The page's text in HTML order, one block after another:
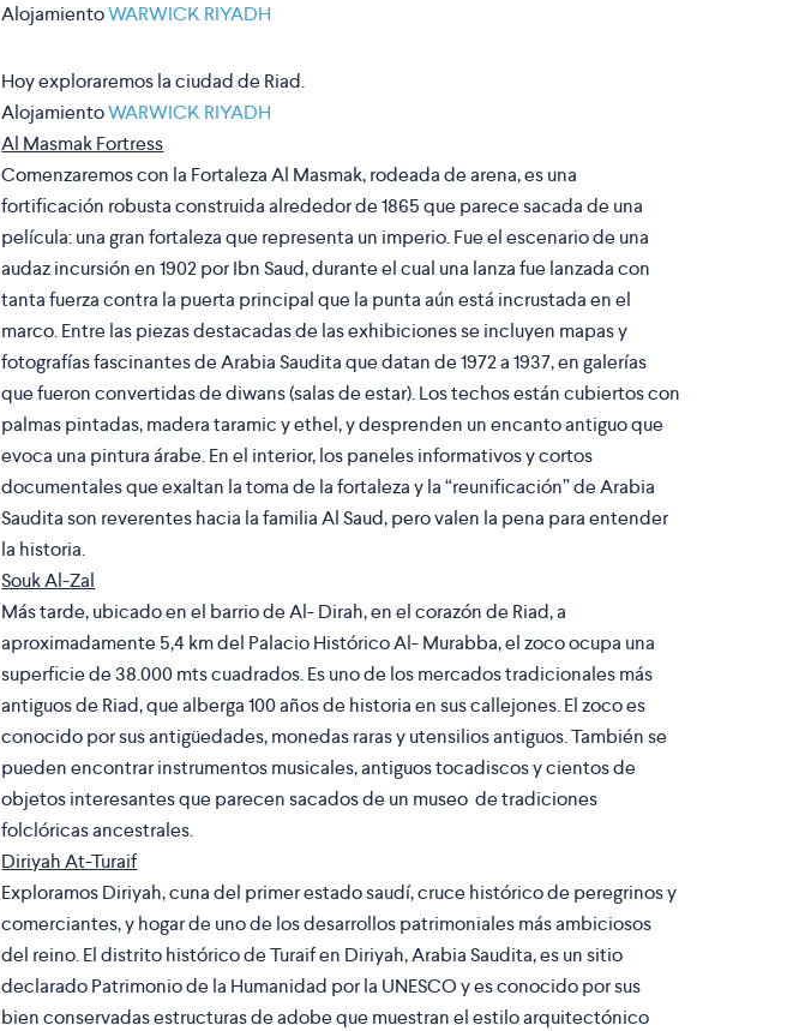
AlojamientoWARWICK RIYADH
Hoy exploraremos la ciudad de Riad.
AlojamientoWARWICK RIYADH
Al Masmak Fortress
Comenzaremos con la Fortaleza Al Masmak, rodeada de arena, es una
fortificación robusta construida alrededor de 1865 que parece sacada de una
película: una gran fortaleza que representa un imperio. Fue el escenario de una
audaz incursión en 1902 por Ibn Saud, durante el cual una lanza fue lanzada con
tanta fuerza contra la puerta principal que la punta aún está incrustada en el
marco. Entre las piezas destacadas de las exhibiciones se incluyen mapas y
fotografías fascinantes de Arabia Saudita que datan de 1972 a 1937, en galerías
que fueron convertidas de diwans (salas de estar). Los techos están cubiertos con
palmas pintadas, madera taramic y ethel, y desprenden un encanto antiguo que
evoca una pintura árabe. En el interior, los paneles informativos y cortos
documentales que exaltan la toma de la fortaleza y la “reunificación” de Arabia
Saudita son reverentes hacia la familia Al Saud, pero valen la pena para entender
la historia.
Souk Al-Zal
Más tarde, ubicado en el barrio de Al- Dirah, en el corazón de Riad, a
aproximadamente 5,4 km del Palacio Histórico Al- Murabba, el zoco ocupa una
superficie de 38.000 mts cuadrados. Es uno de los mercados tradicionales más
antiguos de Riad, que alberga 100 años de historia en sus callejones. El zoco es
conocido por sus antigüedades, monedas raras y utensilios antiguos. También se
pueden encontrar instrumentos musicales, antiguos tocadiscos y cientos de
objetos interesantes que parecen sacados de un museo de tradiciones
folclóricas ancestrales.
Diriyah At-Turaif
Exploramos Diriyah, cuna del primer estado saudí, cruce histórico de peregrinos y
comerciantes, y hogar de uno de los desarrollos patrimoniales más ambiciosos
del reino. El distrito histórico de Turaif en Diriyah, Arabia Saudita, es un sitio
declarado Patrimonio de la Humanidad por la UNESCO y es conocido por sus
bien conservadas estructuras de adobe que muestran el estilo arquitectónico